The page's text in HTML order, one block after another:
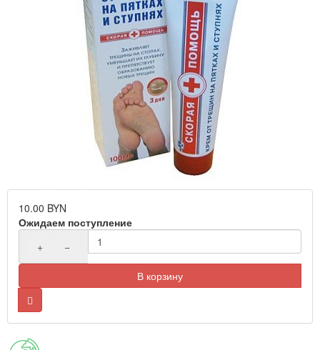
10.00 BYN
Ожидаем поступление
+
−
В корзину